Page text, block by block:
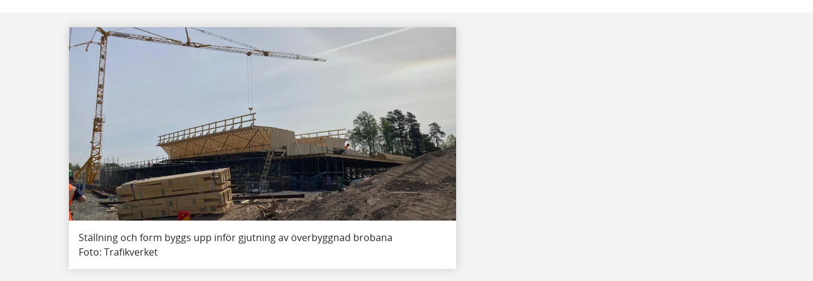
Ställning och form byggs upp inför gjutning av överbyggnad brobana
Foto: Trafikverket